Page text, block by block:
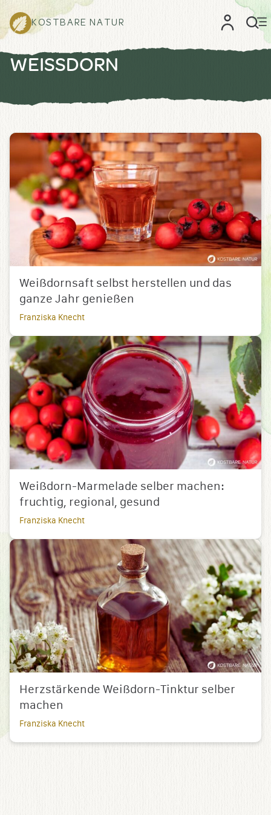
KOSTBARE NATUR
WEISSDORN
Weißdornsaft selbst herstellen und das
ganze Jahr genießen
Franziska Knecht
Weißdorn-Marmelade selber machen:
fruchtig, regional, gesund
Franziska Knecht
Herzstärkende Weißdorn-Tinktur selber
machen
Franziska Knecht